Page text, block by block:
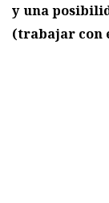
y una
(trabajar con